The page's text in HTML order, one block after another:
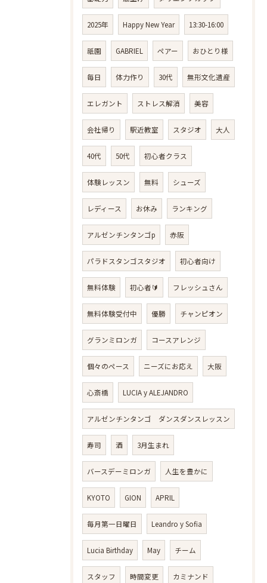
2025年 Happy New Year 13:30-16:00
祇園 GABRIEL ペアー おひとり様
毎日 体力作り 30代 無形文化遺産
エレガント ストレス解消 美容
会社帰り 駅近教室 スタジオ 大人
40代 50代 初心者クラス
体験レッスン 無料 シューズ
レディース お休み ランキング
アルゼンチンタンゴp 赤阪
パラドスタンゴスタジオ 初心者向け
無料体験 初心者🔰 フレッシュさん
無料体験受付中 優勝 チャンピオン
グランミロンガ コースアレンジ
個々のペース ニーズにお応え 大阪
心斎橋 LUCIA y ALEJANDRO
アルゼンチンタンゴ ダンスダンスレッスン
寿司 酒 3月生まれ
バースデーミロンガ 人生を豊かに
KYOTO GION APRIL
毎月第一日曜日 Leandro y Sofia
Lucia Birthday May チーム
スタッフ 時間変更 カミナンド